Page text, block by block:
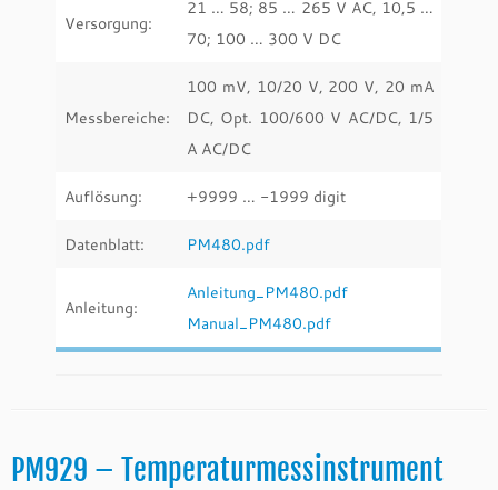
Versorgung:
21 … 58; 85 … 265 V AC, 10,5 …
70; 100 … 300 V DC
Messbereiche:
100 mV, 10/20 V, 200 V, 20 mA
DC, Opt. 100/600 V AC/DC, 1/5
A AC/DC
Auflösung: +9999 … -1999 digit
Datenblatt: PM480.pdf
Anleitung:
Anleitung_PM480.pdf
Manual_PM480.pdf
PM929 – Temperaturmessinstrument